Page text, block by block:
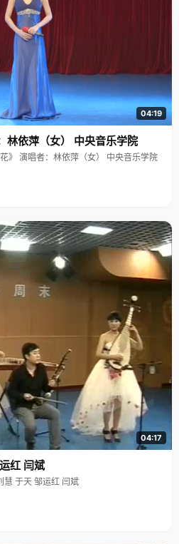
04:19
林依萍（女） 中央音乐学院
》 演唱者：林依萍（女） 中央音乐学院
04:17
红 闫斌
于天 邹运红 闫斌